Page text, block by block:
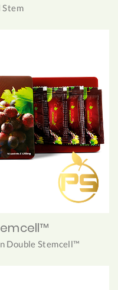
Stem
Double Stemcell™